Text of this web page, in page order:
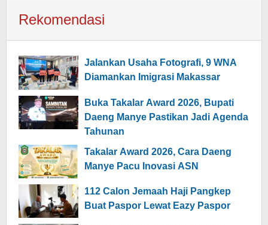
Rekomendasi
Jalankan Usaha Fotografi, 9 WNA
Diamankan Imigrasi Makassar
Buka Takalar Award 2026, Bupati
Daeng Manye Pastikan Jadi Agenda
Tahunan
Takalar Award 2026, Cara Daeng
Manye Pacu Inovasi ASN
112 Calon Jemaah Haji Pangkep
Buat Paspor Lewat Eazy Paspor